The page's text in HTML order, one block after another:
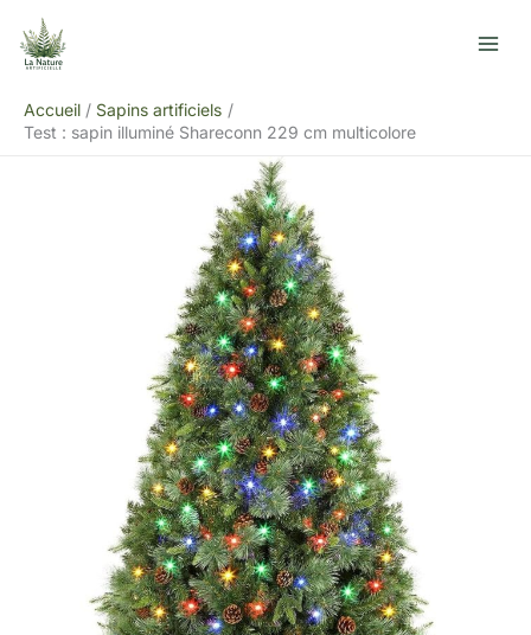
contenu
Accueil
Sapins artificiels
Test : sapin illuminé Shareconn 229 cm multicolore
e
h